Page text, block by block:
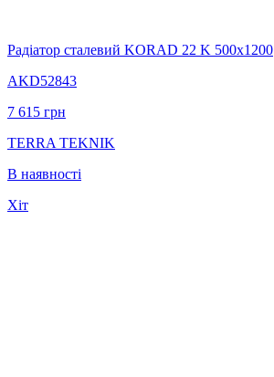
Радіатор сталевий KORAD 22 K 500х1200
AKD52843
7 615 грн
TERRA TEKNIK
В наявності
Хіт